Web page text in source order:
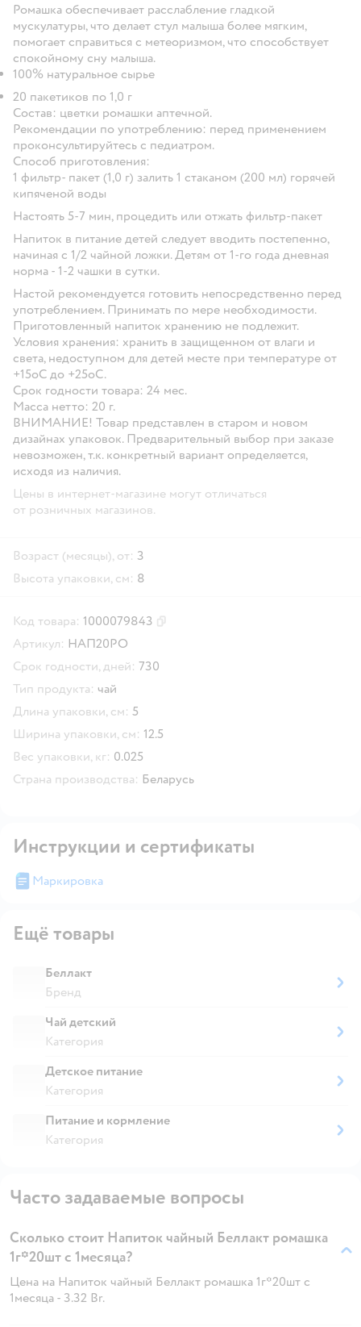
Ромашка обеспечивает расслабление гладкой
мускулатуры, что делает стул малыша более мягким,
помогает справиться с метеоризмом, что способствует
спокойному сну малыша.
100% натуральное сырье
20 пакетиков по 1,0 г
Состав: цветки ромашки аптечной.
Рекомендации по употреблению: перед применением
проконсультируйтесь с педиатром.
Способ приготовления:
1 фильтр- пакет (1,0 г) залить 1 стаканом (200 мл) горячей
кипяченой воды
Настоять 5-7 мин, процедить или отжать фильтр-пакет
Напиток в питание детей следует вводить постепенно,
начиная с 1/2 чайной ложки. Детям от 1-го года дневная
норма - 1-2 чашки в сутки.
Настой рекомендуется готовить непосредственно перед
употреблением. Принимать по мере необходимости.
Приготовленный напиток хранению не подлежит.
Условия хранения: хранить в защищенном от влаги и
света, недоступном для детей месте при температуре от
+15оС до +25оС.
Срок годности товара: 24 мес.
Масса нетто: 20 г.
ВНИМАНИЕ! Товар представлен в старом и новом
дизайнах упаковок. Предварительный выбор при заказе
невозможен, т.к. конкретный вариант определяется,
исходя из наличия.
Цены в интернет-магазине могут отличаться
от розничных магазинов.
Возраст (месяцы), от: 3
Высота упаковки, см: 8
Код товара: 1000079843
Артикул: НАП20РО
Срок годности, дней: 730
Тип продукта: чай
Длина упаковки, см: 5
Ширина упаковки, см: 12.5
Вес упаковки, кг: 0.025
Страна производства: Беларусь
Инструкции и сертификаты
Маркировка
Ещё товары
Беллакт
Бренд
Чай детский
Категория
Детское питание
Категория
Питание и кормление
Категория
Часто задаваемые вопросы
Сколько стоит Напиток чайный Беллакт ромашка
1г*20шт с 1месяца?
Цена на Напиток чайный Беллакт ромашка 1г*20шт с
1месяца - 3.32 Br.